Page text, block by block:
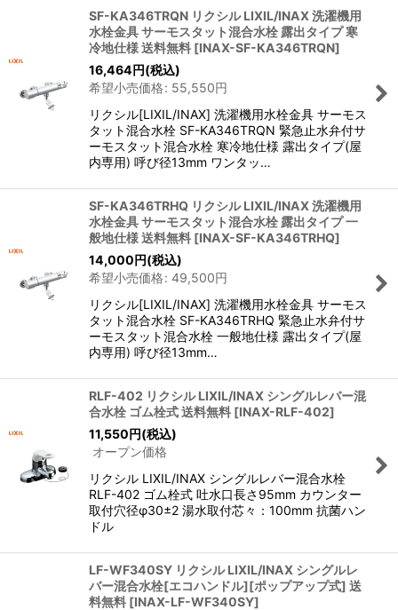
SF-KA346TRQN リクシル LIXIL/INAX 洗濯機用
水栓金具 サーモスタット混合水栓 露出タイプ 寒
冷地仕様 送料無料 [INAX-SF-KA346TRQN]
16,464円(税込)
希望小売価格: 55,550円
リクシル[LIXIL/INAX] 洗濯機用水栓金具 サーモス
タット混合水栓 SF-KA346TRQN 緊急止水弁付サ
ーモスタット混合水栓 寒冷地仕様 露出タイプ(屋
内専用) 呼び径13mm ワンタッ…
SF-KA346TRHQ リクシル LIXIL/INAX 洗濯機用
水栓金具 サーモスタット混合水栓 露出タイプ 一
般地仕様 送料無料 [INAX-SF-KA346TRHQ]
14,000円(税込)
希望小売価格: 49,500円
リクシル[LIXIL/INAX] 洗濯機用水栓金具 サーモス
タット混合水栓 SF-KA346TRHQ 緊急止水弁付サ
ーモスタット混合水栓 一般地仕様 露出タイプ(屋
内専用) 呼び径13mm…
RLF-402 リクシル LIXIL/INAX シングルレバー混
合水栓 ゴム栓式 送料無料 [INAX-RLF-402]
11,550円(税込)
オープン価格
リクシル LIXIL/INAX シングルレバー混合水栓
RLF-402 ゴム栓式 吐水口長さ95mm カウンター
取付穴径φ30±2 湯水取付芯々：100mm 抗菌ハン
ドル
LF-WF340SY リクシル LIXIL/INAX シングルレ
バー混合水栓[エコハンドル][ポップアップ式] 送
料無料 [INAX-LF-WF340SY]